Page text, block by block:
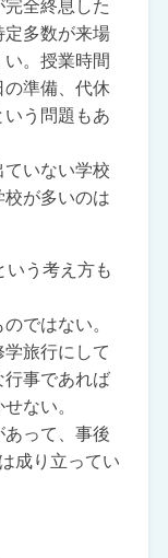
全終息した
定多数が来場
。授業時間
準備、代休
う問題もあ
いない学校
が多いのは
う考え方も
ではない。
旅行にして
行事であれば
ない。
って、事後
成り立ってい